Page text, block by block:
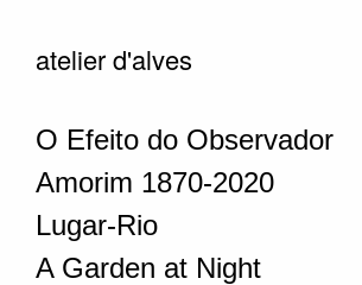
atelier d'alves
O Efeito do Observador
Amorim 1870-2020
Lugar-Rio
A Garden at Night